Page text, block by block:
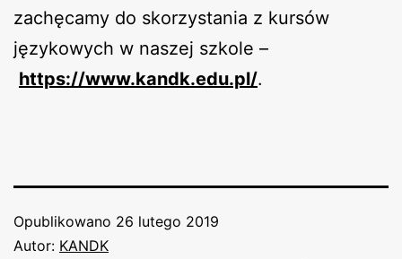
zachęcamy do skorzystania z kursów
językowych w naszej szkole –
https://www.kandk.edu.pl/.
Opublikowano 26 lutego 2019
Autor: KANDK